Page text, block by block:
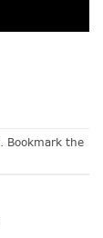
. Bookmark the